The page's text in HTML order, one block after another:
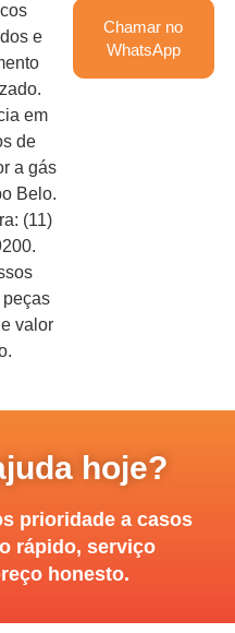
e
em
de
a gás
Belo.
(11)
peças
valor
Chamar no
WhatsApp
hoje?
prioridade a casos
rápido, serviço
honesto.